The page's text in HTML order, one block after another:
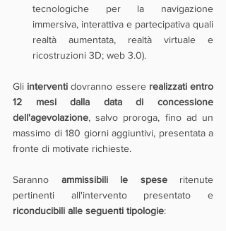
tecnologiche per la navigazione
immersiva, interattiva e partecipativa quali
realtà aumentata, realtà virtuale e
ricostruzioni 3D; web 3.0).
Gli interventi dovranno essere realizzati entro
12 mesi dalla data di concessione
dell'agevolazione, salvo proroga, fino ad un
massimo di 180 giorni aggiuntivi, presentata a
fronte di motivate richieste.
Saranno ammissibili le spese ritenute
riconducibili alle seguenti tipologie: